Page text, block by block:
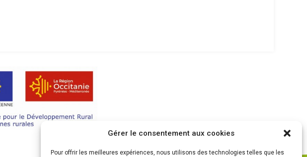
Gérer le consentement aux cookies
Pour offrir les meilleures expériences, nous utilisons des technologies telles que les